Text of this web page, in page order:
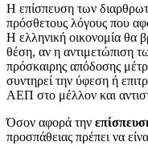
Η επίσπευση των
πρόσθετους λόγους που
Η ελληνική οικονομία θα
θέση, αν η αντιμετώπιση
πρόσκαιρης απόδοσης
συντηρεί την ύφεση ή
ΑΕΠ στο μέλλον και
Όσον αφορά την
προσπάθειας πρέπει να